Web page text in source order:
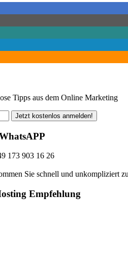
Tipps aus dem Online Marketing
173 903 16 26
Sie schnell und unkompliziert
Empfehlung